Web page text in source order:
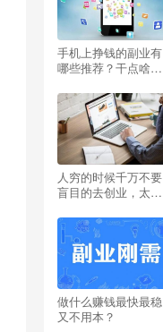
手机上挣钱的副业有
哪些推荐？干点啥能
人穷的时候千万不要
盲目的去创业，太扎
做什么赚钱最快最稳
又不用本？